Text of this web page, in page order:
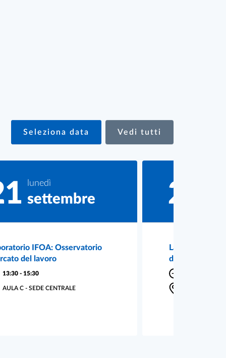
Seleziona data Vedi tutti
lunedì
settembre
IFOA: Osservatorio
del lavoro
13:30- 15:30
AULA C - SEDE CENTRALE
22
Laboratorio
del lavoro | La